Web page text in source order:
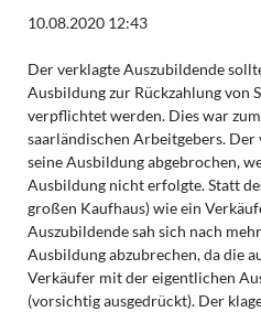
10.08.2020 12:43
Der verklagte Auszubildende
Ausbildung zur Rückzahlung von
verpflichtet werden. Dies war
saarländischen Arbeitgebers.
seine Ausbildung abgebrochen,
Ausbildung nicht erfolgte. Statt
großen Kaufhaus) wie ein
Auszubildende sah sich nach
Ausbildung abzubrechen, da die
Verkäufer mit der eigentlichen
(vorsichtig ausgedrückt). Der